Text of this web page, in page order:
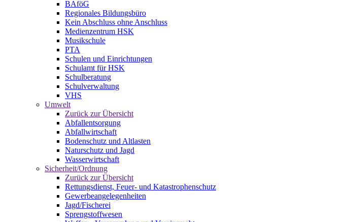
BAföG
Regionales Bildungsbüro
Kein Abschluss ohne Anschluss
Medienzentrum HSK
Musikschule
PTA
Schulen und Einrichtungen
Schulamt für HSK
Schulberatung
Schulverwaltung
VHS
Umwelt
Zurück zur Übersicht
Abfallentsorgung
Abfallwirtschaft
Bodenschutz und Altlasten
Naturschutz und Jagd
Wasserwirtschaft
Sicherheit/Ordnung
Zurück zur Übersicht
Rettungsdienst, Feuer- und Katastrophenschutz
Gewerbeangelegenheiten
Jagd/Fischerei
Sprengstoffwesen